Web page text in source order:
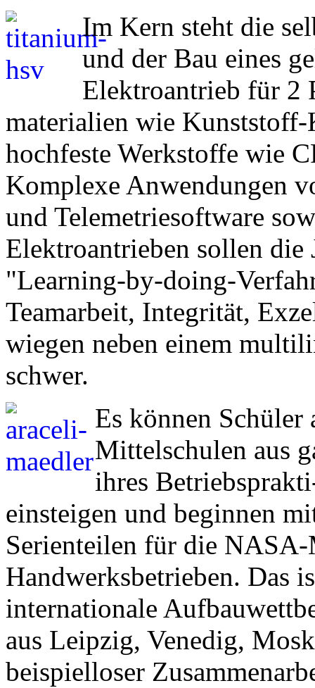
Im Kern steht die
und der Bau eines
Elektroantrieb für 2
materialien wie
hochfeste Werkstoffe wie
Komplexe Anwendungen
und Telemetriesoftware
Elektroantrieben sollen die
"Learning-by-doing-
Teamarbeit, Integrität,
wiegen neben einem
schwer.
Es können Schüler
Mittelschulen aus
ihres
einsteigen und beginnen
Serienteilen für die
Handwerksbetrieben. Das
internationale
aus Leipzig, Venedig,
beispielloser